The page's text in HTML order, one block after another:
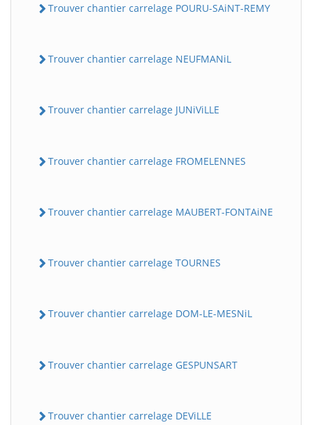
Trouver chantier carrelage POURU-SAiNT-REMY
Trouver chantier carrelage NEUFMANiL
Trouver chantier carrelage JUNiViLLE
Trouver chantier carrelage FROMELENNES
Trouver chantier carrelage MAUBERT-FONTAiNE
Trouver chantier carrelage TOURNES
Trouver chantier carrelage DOM-LE-MESNiL
Trouver chantier carrelage GESPUNSART
Trouver chantier carrelage DEViLLE